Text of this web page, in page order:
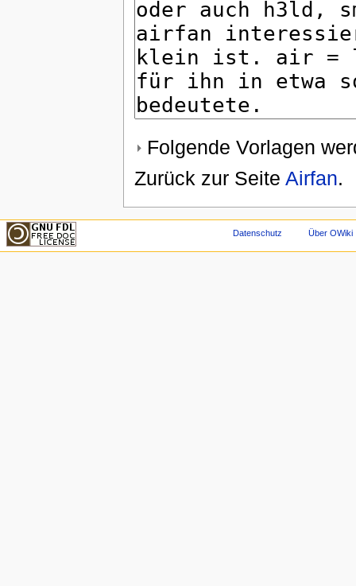
Folgende Vorlagen
Zurück zur Seite Airfan.
Datenschutz Über OWiki